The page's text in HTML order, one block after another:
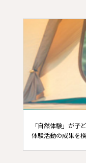
「自然体験」が子
体験活動の成果を検